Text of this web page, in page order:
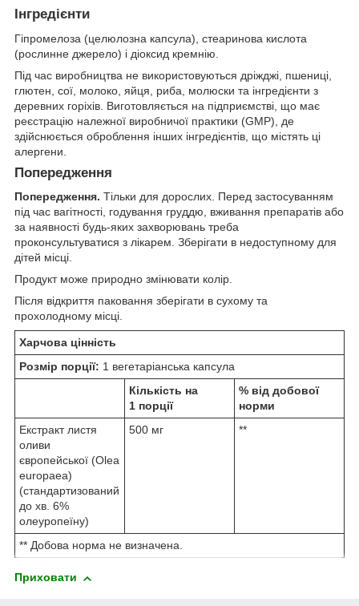
Інгредієнти
Гіпромелоза (целюлозна капсула), стеаринова кислота
(рослинне джерело) і діоксид кремнію.
Під час виробництва не використовуються дріжджі, пшениці,
глютен, сої, молоко, яйця, риба, молюски та інгредієнти з
деревних горіхів. Виготовляється на підприємстві, що має
реєстрацію належної виробничої практики (GMP), де
здійснюється оброблення інших інгредієнтів, що містять ці
алергени.
Попередження
Попередження. Тільки для дорослих. Перед застосуванням
під час вагітності, годування груддю, вживання препаратів або
за наявності будь-яких захворювань треба
проконсультуватися з лікарем. Зберігати в недоступному для
дітей місці.
Продукт може природно змінювати колір.
Після відкриття паковання зберігати в сухому та
прохолодному місці.
Харчова цінність
Розмір порції: 1 вегетаріанська капсула
Кількість на
1 порції
% від добової
норми
Екстракт листя
оливи
європейської (Olea
europaea)
(стандартизований
до хв. 6%
олеуропеїну)
500 мг **
** Добова норма не визначена.
Приховати